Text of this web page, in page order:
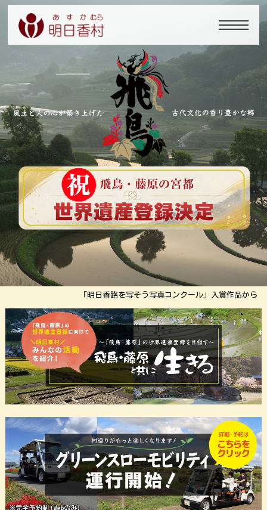
「明日香路を写そう写真コンクール」入賞作品から